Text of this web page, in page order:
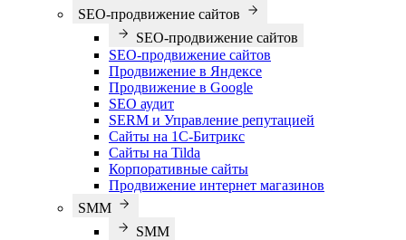
SEO-продвижение сайтов
SEO-продвижение сайтов
SEO-продвижение сайтов
Продвижение в Яндексе
Продвижение в Google
SEO аудит
SERM и Управление репутацией
Сайты на 1С-Битрикс
Сайты на Tilda
Корпоративные сайты
Продвижение интернет магазинов
SMM
SMM